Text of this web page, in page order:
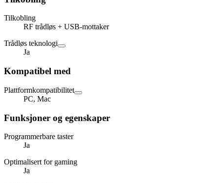
Tilkobling
RF trådløs + USB-mottaker
Trådløs teknologi
Ja
Kompatibel med
Plattformkompatibilitet
PC, Mac
Funksjoner og egenskaper
Programmerbare taster
Ja
Optimalisert for gaming
Ja